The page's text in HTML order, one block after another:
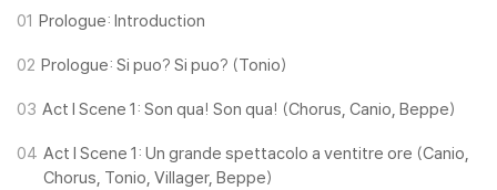
01 Prologue: Introduction
02 Prologue: Si puo? Si puo? (Tonio)
03 Act I Scene 1: Son qua! Son qua! (Chorus, Canio, Beppe)
04 Act I Scene 1: Un grande spettacolo a ventitre ore (Canio,
Chorus, Tonio, Villager, Beppe)